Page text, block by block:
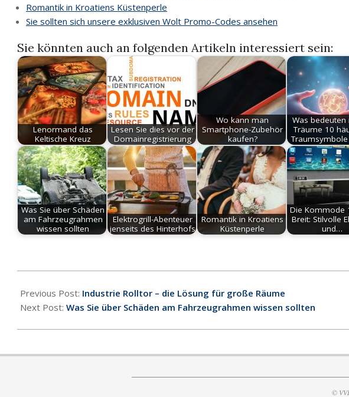
Romantik in Kroatiens Küstenperle
Sie sollten sich unsere exklusiven Wolt Promo-Codes ansehen
Sie könnten auch an folgenden Artikeln interessiert sein:
Lenormand das
Keltische Kreuz
Lesen Sie dies vor der
Domainregistrierung
Wo kann man
Smartphone-Zubehör
kaufen?
Was bedeuten
Träume 10
Was Sie über Schäden
am Fahrzeugrahmen
wissen sollten
Elektrogrill-Abenteuer
jenseits des Hinterhofs
Romantik in Kroatiens
Küstenperle
Die Kommode
Breit: Stilvolle
und…
09-
20
Previous Post: Industrie Rolltor – die Lösung für große Räume
Next Post: Was Sie über Schäden am Fahrzeugrahmen wissen sollten
©